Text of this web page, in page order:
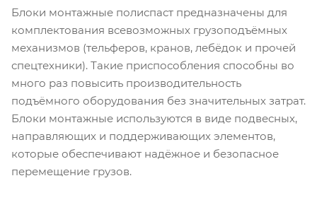
Блоки монтажные полиспаст предназначены для
комплектования всевозможных грузоподъёмных
механизмов (тельферов, кранов, лебёдок и прочей
спецтехники). Такие приспособления способны во
много раз повысить производительность
подъёмного оборудования без значительных затрат.
Блоки монтажные используются в виде подвесных,
направляющих и поддерживающих элементов,
которые обеспечивают надёжное и безопасное
перемещение грузов.